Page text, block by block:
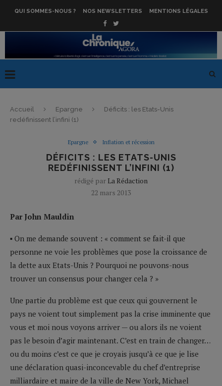
QUI SOMMES-NOUS ? NOS NEWSLETTERS MENTIONS LÉGALES
Accueil Epargne
Déficits : les Etats-Unis
redéfinissent l’infini (1)
Epargne Inflation et récession
DÉFICITS : LES ETATS-UNIS
REDÉFINISSENT L’INFINI (1)
rédigé par La Rédaction
22 mars 2013
Par John Mauldin
▪ On me demande souvent : « comment se fait-il que
personne ne voie les problèmes que pose la croissance de
la dette aux Etats-Unis ? Pourquoi ne pouvons-nous
trouver un consensus pour changer cela ? »
Une partie du problème est que ceux qui gouvernent le
pays ne voient tout simplement pas la crise imminente que
vous et moi nous voyons arriver — ou alors ils ne voient
pas le besoin d’agir maintenant. C’est en train de changer…
ou du moins c’est ce que je croyais jusqu’à ce que je lise
une déclaration quasi-inconcevable du chef d’entreprise
milliardaire et maire de la ville de New York, Michael